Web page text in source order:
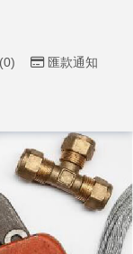
0 匯款通知